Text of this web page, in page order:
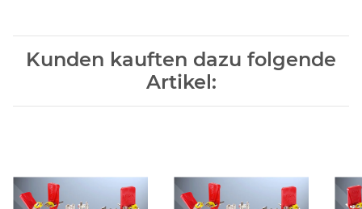
Kunden kauften dazu folgende
Artikel: